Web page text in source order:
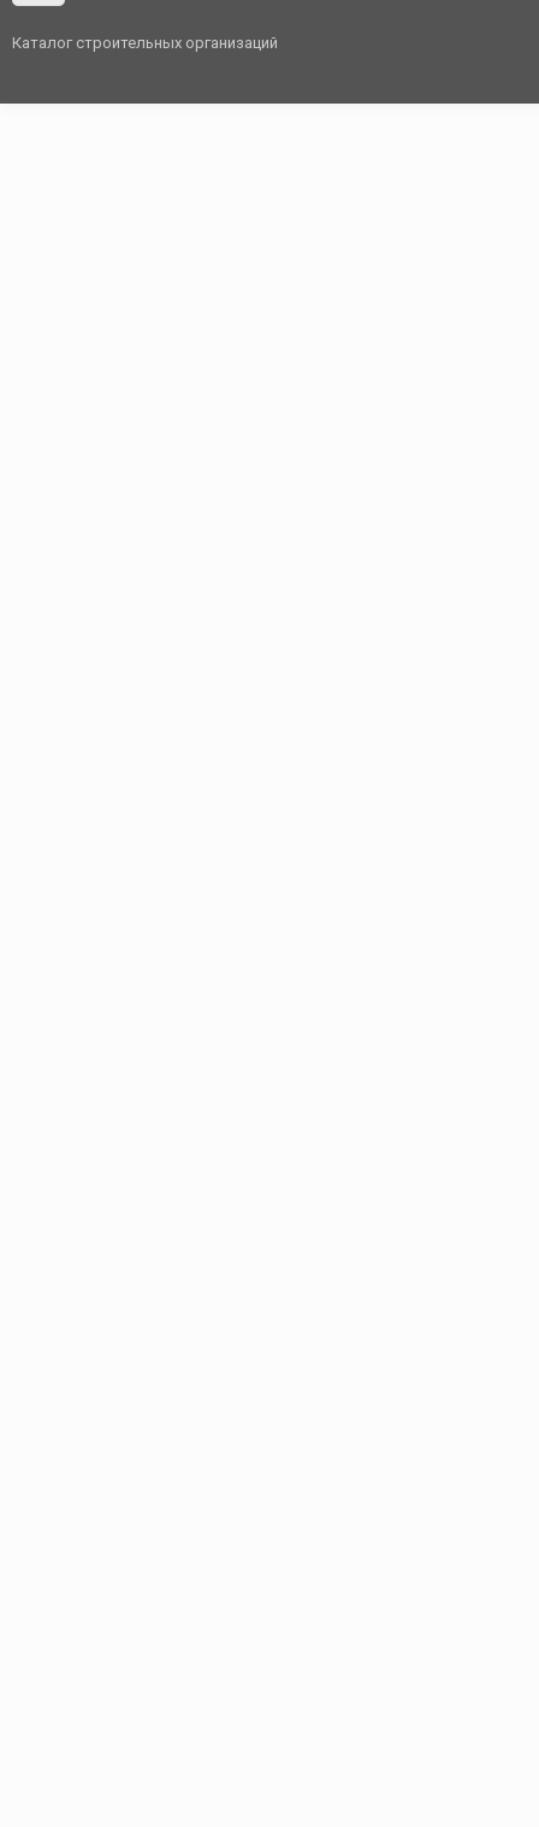
Каталог строительных организаций